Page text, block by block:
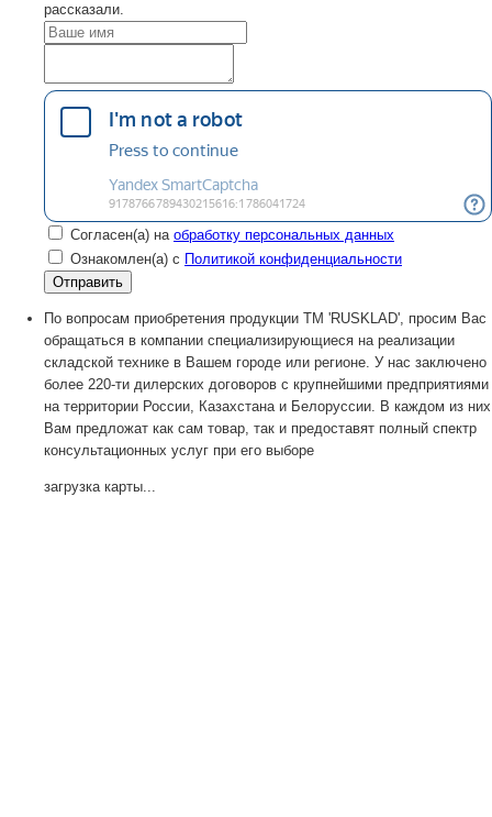
рассказали.
Согласен(а) на обработку персональных данных
Ознакомлен(а) с Политикой конфиденциальности
По вопросам приобретения продукции TM 'RUSKLAD', просим Вас
обращаться в компании специализирующиеся на реализации
складской технике в Вашем городе или регионе. У нас заключено
более 220-ти дилерских договоров с крупнейшими предприятиями
на территории России, Казахстана и Белоруссии. В каждом из них
Вам предложат как сам товар, так и предоставят полный спектр
консультационных услуг при его выборе
загрузка карты...